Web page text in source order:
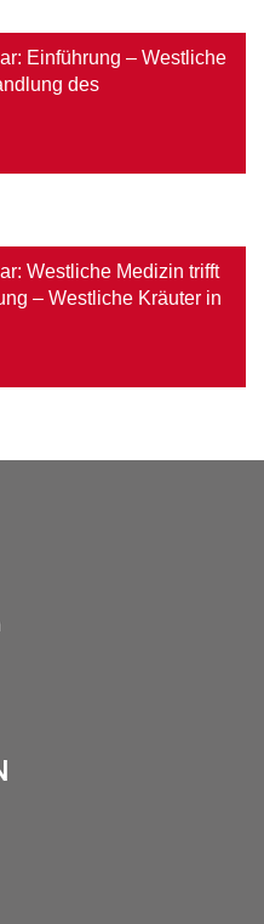
Einführung – Westliche
des
Westliche Medizin trifft
– Westliche Kräuter in